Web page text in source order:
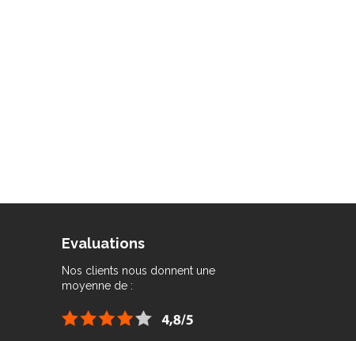
Evaluations
Nos clients nous donnent une
moyenne de :